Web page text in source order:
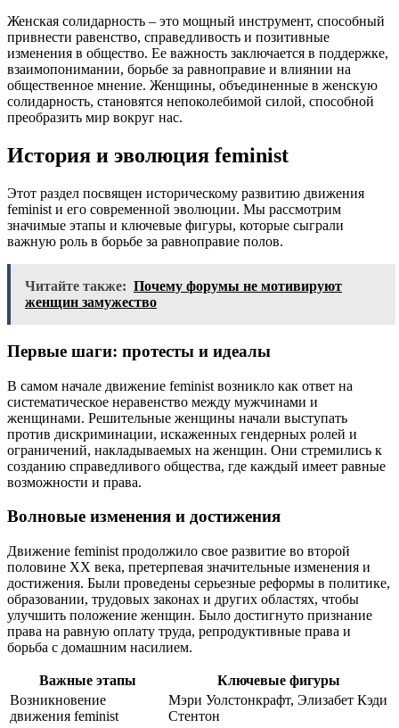
Женская солидарность – это мощный инструмент, способный
привнести равенство, справедливость и позитивные
изменения в общество. Ее важность заключается в поддержке,
взаимопонимании, борьбе за равноправие и влиянии на
общественное мнение. Женщины, объединенные в женскую
солидарность, становятся непоколебимой силой, способной
преобразить мир вокруг нас.
История и эволюция feminist
Этот раздел посвящен историческому развитию движения
feminist и его современной эволюции. Мы рассмотрим
значимые этапы и ключевые фигуры, которые сыграли
важную роль в борьбе за равноправие полов.
Читайте также: Почему форумы не мотивируют
женщин замужество
Первые шаги: протесты и идеалы
В самом начале движение feminist возникло как ответ на
систематическое неравенство между мужчинами и
женщинами. Решительные женщины начали выступать
против дискриминации, искаженных гендерных ролей и
ограничений, накладываемых на женщин. Они стремились к
созданию справедливого общества, где каждый имеет равные
возможности и права.
Волновые изменения и достижения
Движение feminist продолжило свое развитие во второй
половине XX века, претерпевая значительные изменения и
достижения. Были проведены серьезные реформы в политике,
образовании, трудовых законах и других областях, чтобы
улучшить положение женщин. Было достигнуто признание
права на равную оплату труда, репродуктивные права и
борьба с домашним насилием.
Важные этапы
Ключевые фигуры
Возникновение
движения feminist
Мэри Уолстонкрафт, Элизабет Кэди
Стентон